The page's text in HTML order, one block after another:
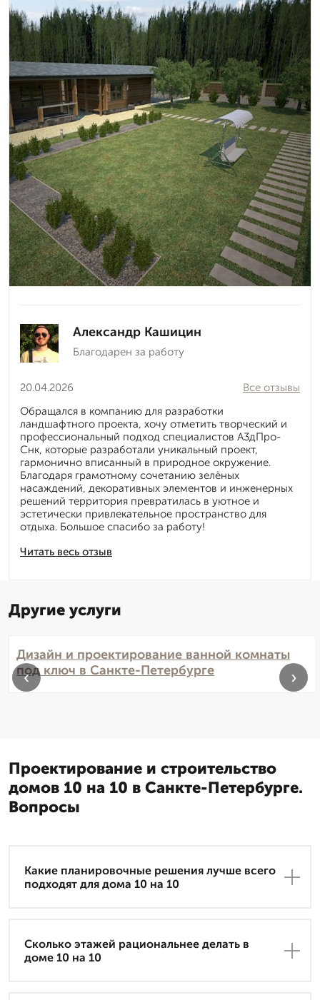
Александр Кашицин
Благодарен за работу
20.04.2026
Читать весь отзыв
Все отзывы
Обращался в компанию для разработки
ландшафтного проекта, хочу отметить творческий и
профессиональный подход специалистов А3дПро-
Снк, которые разработали уникальный проект,
гармонично вписанный в природное окружение.
Благодаря грамотному сочетанию зелёных
насаждений, декоративных элементов и инженерных
решений территория превратилась в уютное и
эстетически привлекательное пространство для
отдыха. Большое спасибо за работу!
Другие услуги
Дизайн и проектирование ванной комнаты
под ключ в Санкте-Петербурге
‹ ›
Проектирование и строительство
домов 10 на 10 в Санкте-Петербурге.
Вопросы
Какие планировочные решения лучше всего
подходят для дома 10 на 10
Сколько этажей рациональнее делать в
доме 10 на 10